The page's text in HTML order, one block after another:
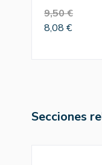
9,50 €
8,08 €
Secciones